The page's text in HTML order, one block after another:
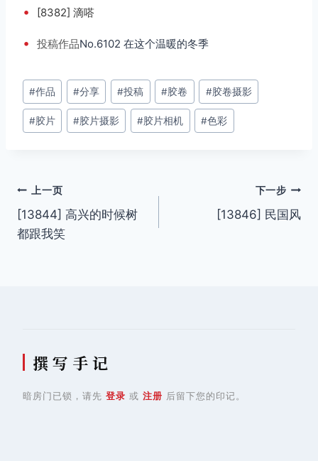
• [8382] 滴嗒
• 投稿作品No.6102 在这个温暖的冬季
文
章
标
#作品 #分享 #投稿 #胶卷 #胶卷摄影
#胶片 #胶片摄影 #胶片相机 #色彩
文
章
上一页
[13844] 高兴的时候树
都跟我笑
下一步
[13846] 民国风
撰 写 手 记
暗房门已锁，请先 登录 或 注册 后留下您的印记。